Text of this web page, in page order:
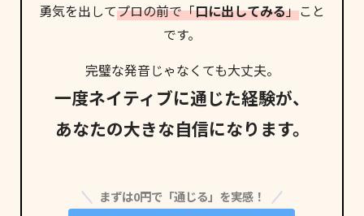
勇気を出してプロの前で「口に出してみる」こと
です。
完璧な発音じゃなくても大丈夫。
一度ネイティブに通じた経験が、
あなたの大きな自信になります。
まずは0円で「通じる」を実感！